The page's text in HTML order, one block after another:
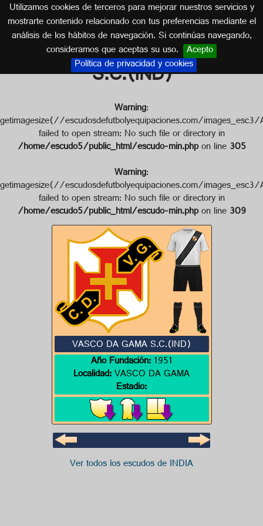
Utilizamos cookies de terceros para mejorar nuestros servicios y
mostrarte contenido relacionado con tus preferencias mediante el
análisis de los hábitos de navegación. Si continúas navegando,
consideramos que aceptas su uso. Acepto
Política de privacidad y cookies
Escudo de VASCO DA GAMA
S.C.(IND)
INDIA
Warning:
getimagesize(//escudosdefutbolyequipaciones.com/
failed to open stream: No such file or directory in
/home/escudo5/public_html/escudo-min.phpon line305
Warning:
getimagesize(//escudosdefutbolyequipaciones.com/
failed to open stream: No such file or directory in
/home/escudo5/public_html/escudo-min.phpon line309
VASCO DA GAMA S.C.(IND)
Año Fundación:1951
Localidad:VASCO DA GAMA
Estadio:
Ver todos los escudos de INDIA